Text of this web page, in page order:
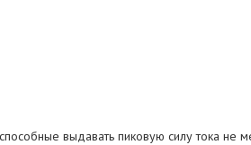
выдавать пиковую силу тока не